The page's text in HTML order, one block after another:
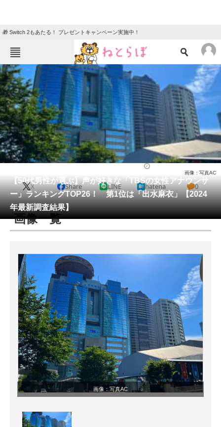
🎁 Switch 2もあたる！ プレゼントキャンペーン実施中！
ねとらぼメニュー
TOP ニュース
エンタメ
グルメ 地域
住まい 教育・育児
動物 リサーチ
会員記事
メディア
注目記事を集めた総合ページ
スマホと通信の最新トレンド
進化するPCとデバイスの未来
好きが集まる 比べて選べる
ビジネスと働き方のヒント
AI活用のいまが分かる
企業ITのトレンドを詳説
経営リーダーのコミュニティ
マーケ×ITの今がよく分かる
【50代男性が選ぶ】声が好きな「TBSの女性アナウンサ
ー」ランキングTOP26！ 第1位は「出水麻衣」【2024
年最新調査結果】
画像：写真AC
X Share LINE hatena 0
画像一覧
画像：写真AC